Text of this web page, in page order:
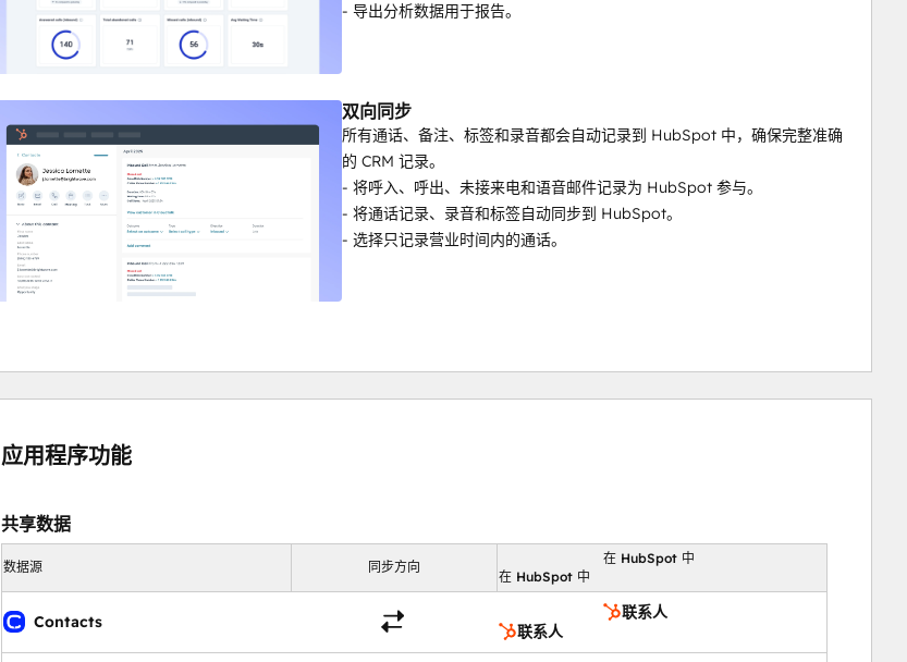
- 导出分析数据用于报告。
双向同步
所有通话、备注、标签和录音都会自动记录到 HubSpot 中，确保完整准确
的 CRM 记录。
- 将呼入、呼出、未接来电和语音邮件记录为 HubSpot 参与。
- 将通话记录、录音和标签自动同步到 HubSpot。
- 选择只记录营业时间内的通话。
应用程序功能
共享数据
数据源 同步方向
在 HubSpot 中
在 HubSpot 中
Contacts
联系人
联系人